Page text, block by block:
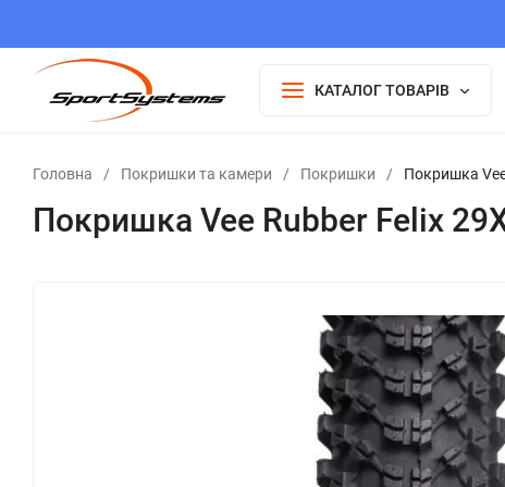
КАТАЛОГ ТОВАРІВ
Головна / Покришки та камери / Покришки / Покришка
Покришка Vee Rubber Felix